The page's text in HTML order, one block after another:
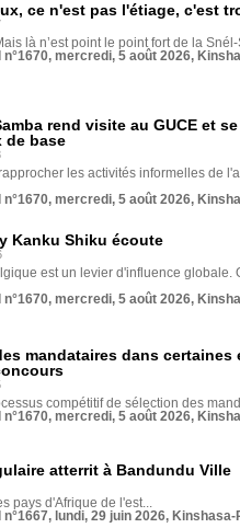
ce n'est pas l'étiage, c'est
là n’est point le point fort de la
n°1670, mercredi, 5 août 2026,
rend visite au GUCE et
de base
les activités informelles de
n°1670, mercredi, 5 août 2026,
Kanku Shiku écoute
est un levier d'influence globale.
n°1670, mercredi, 5 août 2026,
mandataires dans
compétitif de sélection des
n°1670, mercredi, 5 août 2026,
atterrit à Bandundu Ville
pays d'Afrique de l'est...
n°1667, lundi, 29 juin 2026,